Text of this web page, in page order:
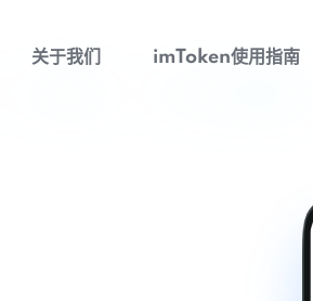
关于我们 imToken使用指南